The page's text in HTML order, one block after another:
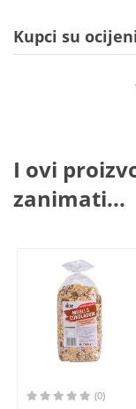
Kupci su
I ovi
zanimati...
(0)